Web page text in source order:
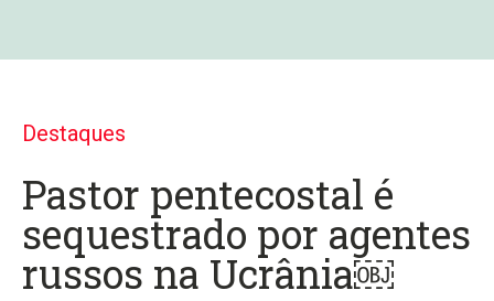
Destaques
Pastor pentecostal é
sequestrado por agentes
russos na Ucrânia￼